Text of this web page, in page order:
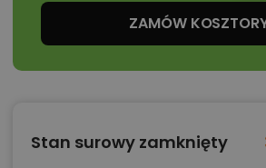
Projekt Idealny M1 wykonano w
koszty. Elewacja może być
(biały krem) z akcentami w postaci
ZAMÓW
Stan surowy zamknięty